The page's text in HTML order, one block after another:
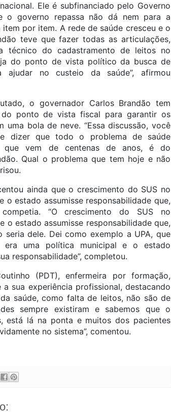
Ele é subfinanciado pelo Governo
o governo repassa não dá nem para a
por item. A rede de saúde cresceu e o
teve que fazer todas as articulações,
técnico do cadastramento de leitos no
do ponto de vista político da busca de
ajudar no custeio da saúde”, afirmou
o governador Carlos Brandão tem
ponto de vista fiscal para garantir os
uma bola de neve. “Essa discussão, você
dizer que todo o problema de saúde
que vem de centenas de anos, é do
Qual o problema que tem hoje e não
ainda que o crescimento do SUS no
o estado assumisse responsabilidade que,
“O crescimento do SUS no
o estado assumisse responsabilidade que,
seria dele. Dei como exemplo a UPA, que
era uma política municipal e o estado
responsabilidade”, completou.
(PDT), enfermeira por formação,
sua experiência profissional, destacando
saúde, como falta de leitos, não são de
sempre existiram e sabemos que o
está lá na ponta e muitos dos pacientes
no sistema”, comentou.